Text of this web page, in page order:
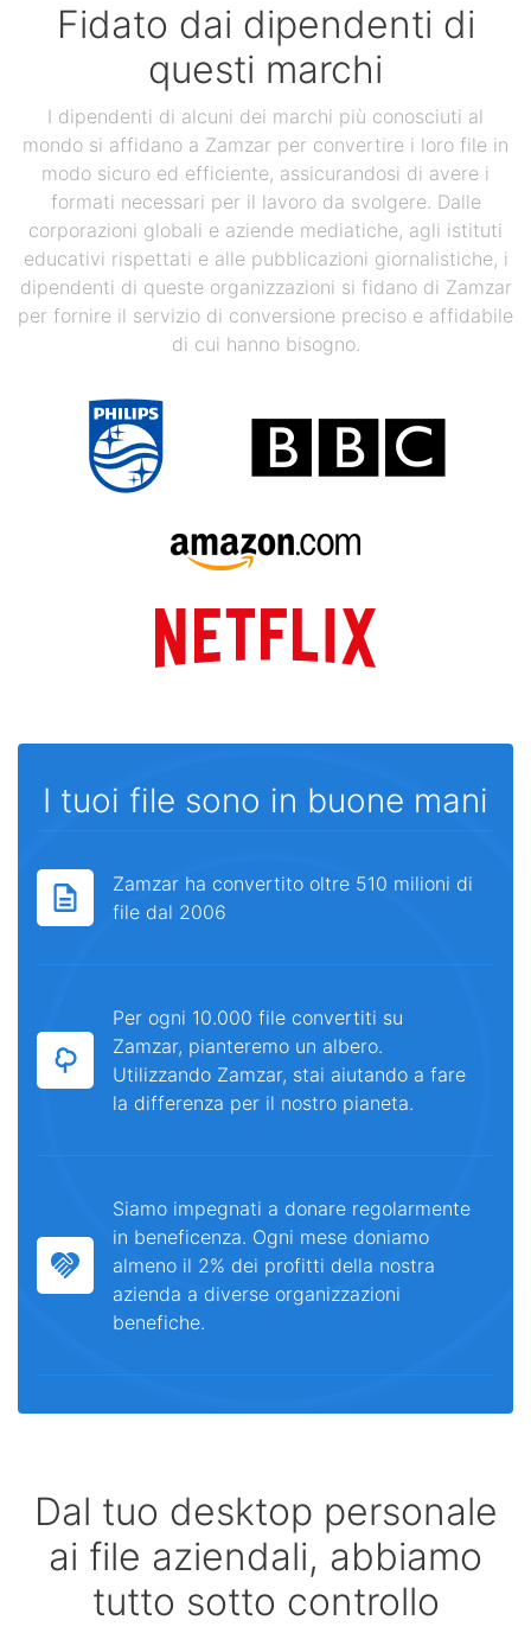
Fidato dai dipendenti di
questi marchi
I dipendenti di alcuni dei marchi più conosciuti al
mondo si affidano a Zamzar per convertire i loro file in
modo sicuro ed efficiente, assicurandosi di avere i
formati necessari per il lavoro da svolgere. Dalle
corporazioni globali e aziende mediatiche, agli istituti
educativi rispettati e alle pubblicazioni giornalistiche, i
dipendenti di queste organizzazioni si fidano di Zamzar
per fornire il servizio di conversione preciso e affidabile
di cui hanno bisogno.
I tuoi file sono in buone mani
Zamzar ha convertito oltre 510 milioni di
file dal 2006
Per ogni 10.000 file convertiti su
Zamzar, pianteremo un albero.
Utilizzando Zamzar, stai aiutando a fare
la differenza per il nostro pianeta.
Siamo impegnati a donare regolarmente
in beneficenza. Ogni mese doniamo
almeno il 2% dei profitti della nostra
azienda a diverse organizzazioni
benefiche.
Dal tuo desktop personale
ai file aziendali, abbiamo
tutto sotto controllo